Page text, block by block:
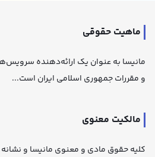
ماهیت حقوقی
مانیسا به عنوان یک ارائه‌دهنده
و مقررات جمهوری اسلامی ایران است...
مالکیت معنوی
کلیه حقوق مادی و معنوی مانیسا و